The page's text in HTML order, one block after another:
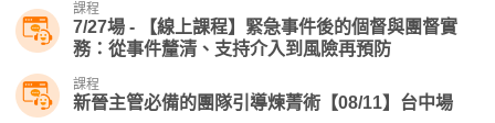
課程
7/27場 - 【線上課程】緊急事件後的個督與團督實
務：從事件釐清、支持介入到風險再預防
課程
新晉主管必備的團隊引導煉菁術【08/11】台中場